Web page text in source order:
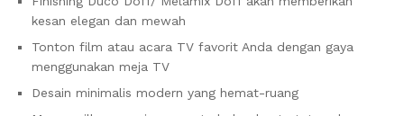
kesan elegan dan mewah
Tonton film atau acara TV favorit Anda dengan gaya
menggunakan meja TV
Desain minimalis modern yang hemat-ruang